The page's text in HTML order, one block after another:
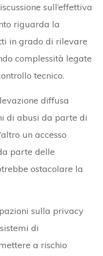
sull’effettiva
riguarda la
in grado di rilevare
complessità legate
tecnico.
diffusa
di abusi da parte di
un accesso
parte delle
ostacolare la
sulla privacy
di
a rischio